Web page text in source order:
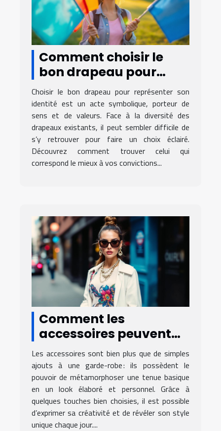
Comment choisir le
bon drapeau pour
représenter votre
identité?
Choisir le bon drapeau pour représenter son
identité est un acte symbolique, porteur de
sens et de valeurs. Face à la diversité des
drapeaux existants, il peut sembler difficile de
s’y retrouver pour faire un choix éclairé.
Découvrez comment trouver celui qui
correspond le mieux à vos convictions...
Comment les
accessoires peuvent
transformer votre
tenue quotidienne ?
Les accessoires sont bien plus que de simples
ajouts à une garde-robe : ils possèdent le
pouvoir de métamorphoser une tenue basique
en un look élaboré et personnel. Grâce à
quelques touches bien choisies, il est possible
d’exprimer sa créativité et de révéler son style
unique chaque jour....